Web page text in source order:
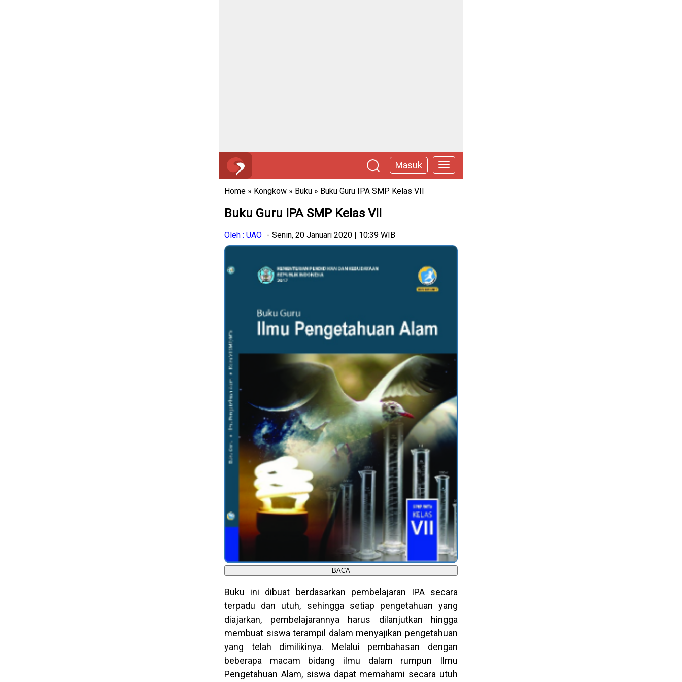
Masuk
Home » Kongkow » Buku » Buku Guru IPA SMP Kelas VII
Buku Guru IPA SMP Kelas VII
Oleh : UAO - Senin, 20 Januari 2020 | 10:39 WIB
BACA
Buku ini dibuat berdasarkan pembelajaran IPA secara
terpadu dan utuh, sehingga setiap pengetahuan yang
diajarkan, pembelajarannya harus dilanjutkan hingga
membuat siswa terampil dalam menyajikan pengetahuan
yang telah dimilikinya. Melalui pembahasan dengan
beberapa macam bidang ilmu dalam rumpun Ilmu
Pengetahuan Alam, siswa dapat memahami secara utuh